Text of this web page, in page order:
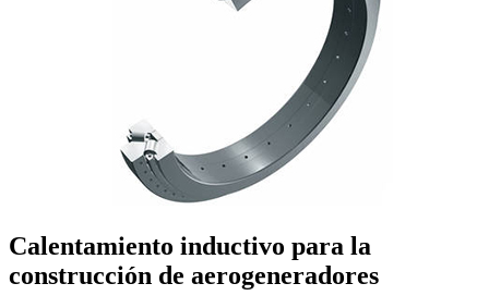
Calentamiento inductivo para la
construcción de aerogeneradores